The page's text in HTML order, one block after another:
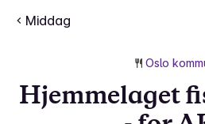
Middag
Oslo
Hjemmelaget